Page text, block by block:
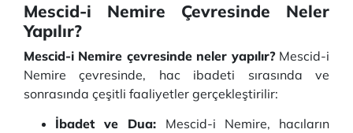
Mescid-i Nemire Çevresinde Neler
Yapılır?
Mescid-i Nemire çevresinde neler yapılır?Mescid-i
Nemire çevresinde, hac ibadeti sırasında ve
sonrasında çeşitli faaliyetler gerçekleştirilir:
İbadet ve Dua: Mescid-i Nemire, hacıların